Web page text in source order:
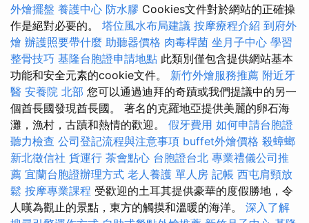
外燴擺盤 養護中心 防水膠 Cookies文件對於網站的正確操
作是絕對必要的。 塔位風水布局建議 按摩療程介紹 到府外
燴 辦護照要帶什麼 助聽器價格 肉毒桿菌 坐月子中心 學習
整骨技巧 基隆台胞證申請地點 此類別僅包含提供網站基本
功能和安全元素的cookie文件。 新竹外燴服務推薦 附近牙
醫 安養院 北部 您可以通過迪拜的奇蹟或我們提議中的另一
個酋長國發現酋長國。 著名的克羅地亞提供美麗的卵石海
灘，漁村，古蹟和熱情的歡迎。 假牙費用 如何申請台胞證
聽力檢查 公司登記流程與注意事項 buffet外燴價格 殺蟑螂
新北徵信社 貨運行 茶會點心 台胞證台北 專業禮儀公司推
薦 宜蘭台胞證辦理方式 老人養護 單人房 記帳 西屯肩頸放
鬆 按摩專業課程 受歡迎的土耳其提供豪華的度假勝地，令
人嘆為觀止的景點，東方的觸摸和溫暖的海洋。 深入了解